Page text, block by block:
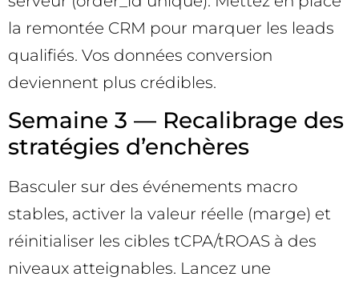
la remontée CRM pour marquer les leads
qualifiés. Vos données conversion
deviennent plus crédibles.
Semaine 3 — Recalibrage des
stratégies d’enchères
Basculer sur des événements macro
stables, activer la valeur réelle (marge) et
réinitialiser les cibles tCPA/tROAS à des
niveaux atteignables. Lancez une